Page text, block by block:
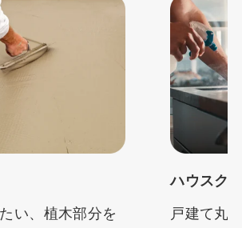
い、植木部分を
ハウスク
戸建て丸